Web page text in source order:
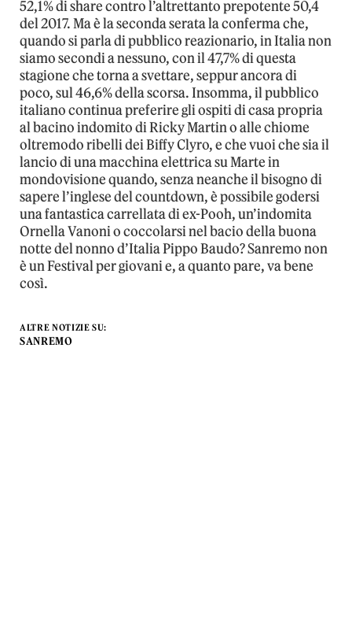
52,1% di share contro l’altrettanto prepotente 50,4
del 2017. Ma è la seconda serata la conferma che,
quando si parla di pubblico reazionario, in Italia non
siamo secondi a nessuno, con il 47,7% di questa
stagione che torna a svettare, seppur ancora di
poco, sul 46,6% della scorsa. Insomma, il pubblico
italiano continua preferire gli ospiti di casa propria
al bacino indomito di Ricky Martin o alle chiome
oltremodo ribelli dei Biffy Clyro, e che vuoi che sia il
lancio di una macchina elettrica su Marte in
mondovisione quando, senza neanche il bisogno di
sapere l’inglese del countdown, è possibile godersi
una fantastica carrellata di ex-Pooh, un’indomita
Ornella Vanoni o coccolarsi nel bacio della buona
notte del nonno d’Italia Pippo Baudo? Sanremo non
è un Festival per giovani e, a quanto pare, va bene
così.
ALTRE NOTIZIE SU:
SANREMO